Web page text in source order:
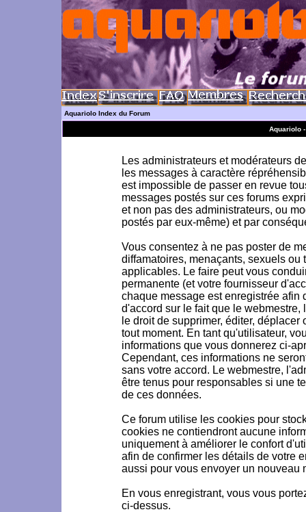
Aquariolo Index du Forum
Aquariolo
Les administrateurs et modérateurs
les messages à caractère
est impossible de passer en revue
messages postés sur ces forums
et non pas des administrateurs, ou
postés par eux-même) et par
Vous consentez à ne pas poster de
diffamatoires, menaçants, sexuels
applicables. Le faire peut vous
permanente (et votre fournisseur
chaque message est enregistrée afin
d'accord sur le fait que le
le droit de supprimer, éditer,
tout moment. En tant qu'utilisateur,
informations que vous donnerez ci-
Cependant, ces informations ne
sans votre accord. Le webmestre,
être tenus pour responsables si une
de ces données.
Ce forum utilise les cookies pour
cookies ne contiendront aucune
uniquement à améliorer le confort
afin de confirmer les détails de votre
aussi pour vous envoyer un nouveau
En vous enregistrant, vous vous
ci-dessus.